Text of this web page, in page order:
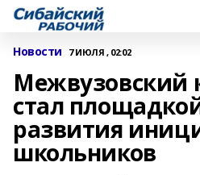
Новости 7 ИЮЛЯ , 02:02
Межвузовский
стал
развития
школьников